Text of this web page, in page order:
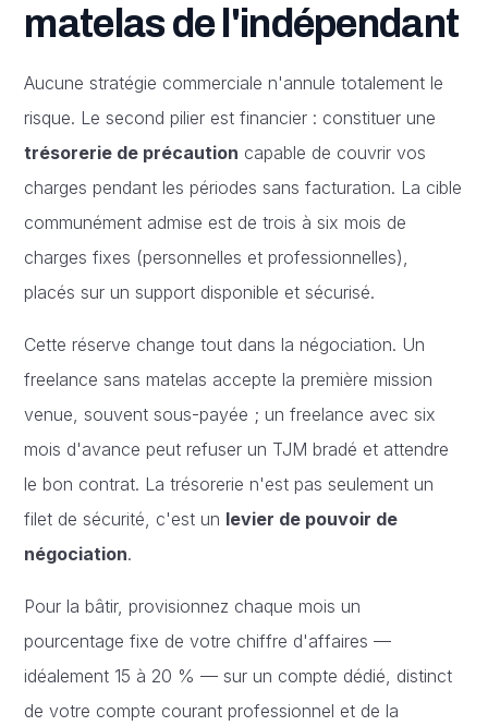
matelas de l'indépendant
Aucune stratégie commerciale n'annule totalement le
risque. Le second pilier est financier : constituer une
trésorerie de précaution capable de couvrir vos
charges pendant les périodes sans facturation. La cible
communément admise est de trois à six mois de
charges fixes (personnelles et professionnelles),
placés sur un support disponible et sécurisé.
Cette réserve change tout dans la négociation. Un
freelance sans matelas accepte la première mission
venue, souvent sous-payée ; un freelance avec six
mois d'avance peut refuser un TJM bradé et attendre
le bon contrat. La trésorerie n'est pas seulement un
filet de sécurité, c'est un levier de pouvoir de
négociation.
Pour la bâtir, provisionnez chaque mois un
pourcentage fixe de votre chiffre d'affaires —
idéalement 15 à 20 % — sur un compte dédié, distinct
de votre compte courant professionnel et de la